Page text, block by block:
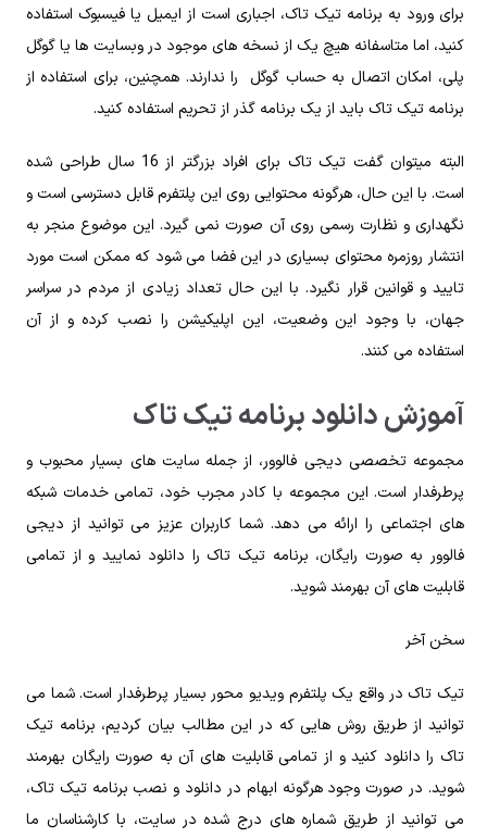
برای ورود به برنامه تیک تاک، اجباری است از ایمیل یا فیسبوک استفاده
کنید، اما متاسفانه هیچ یک از نسخه‌ های موجود در وبسایت‌ ها یا گوگل
پلی، امکان اتصال به حساب گوگل را ندارند. همچنین، برای استفاده از
برنامه تیک تاک باید از یک برنامه گذر از تحریم استفاده کنید.
البته میتوان گفت تیک تاک برای افراد بزرگتر از 16 سال طراحی شده
است. با این حال، هرگونه محتوایی روی این پلتفرم قابل دسترسی است و
نگهداری و نظارت رسمی روی آن صورت نمی‌ گیرد. این موضوع منجر به
انتشار روزمره محتوای بسیاری در این فضا می‌ شود که ممکن است مورد
تایید و قوانین قرار نگیرد. با این حال تعداد زیادی از مردم در سراسر
جهان، با وجود این وضعیت، این اپلیکیشن را نصب کرده و از آن
استفاده می‌ کنند.
آموزش دانلود برنامه تیک تاک
مجموعه تخصصی دیجی فالوور، از جمله سایت های بسیار محبوب و
پرطرفدار است. این مجموعه با کادر مجرب خود، تمامی خدمات شبکه
های اجتماعی را ارائه می دهد. شما کاربران عزیز می توانید از دیجی
فالوور به صورت رایگان، برنامه تیک تاک را دانلود نمایید و از تمامی
قابلیت های آن بهرمند شوید.
سخن آخر
تیک تاک در واقع یک پلتفرم ویدیو محور بسیار پرطرفدار است. شما می
توانید از طریق روش هایی که در این مطالب بیان کردیم، برنامه تیک
تاک را دانلود کنید و از تمامی قابلیت های آن به صورت رایگان بهرمند
شوید. در صورت وجود هرگونه ابهام در دانلود و نصب برنامه تیک تاک،
می توانید از طریق شماره های درج شده در سایت، با کارشناسان ما